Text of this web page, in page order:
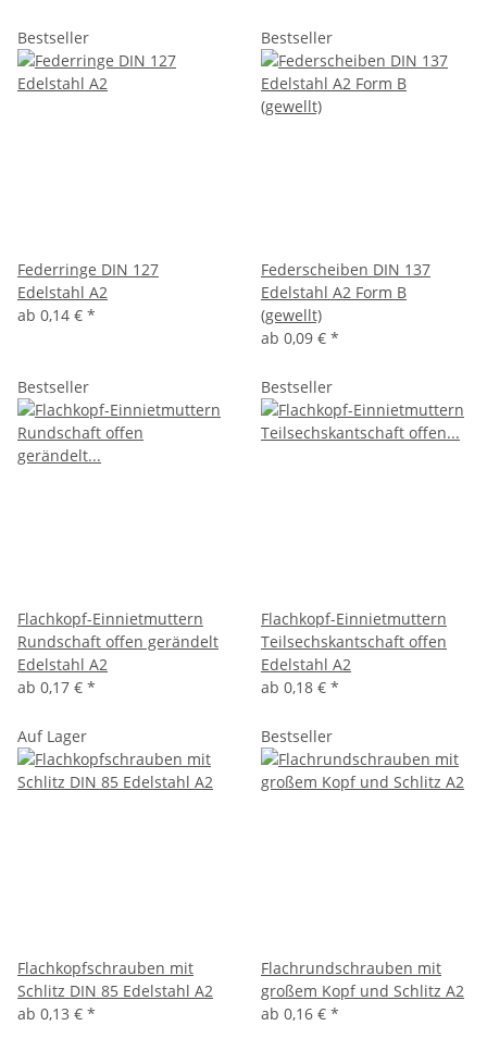
Bestseller
Federringe DIN 127
Edelstahl A2
ab 0,14 € *
Bestseller
Federscheiben DIN 137
Edelstahl A2 Form B
(gewellt)
ab 0,09 € *
Bestseller
Flachkopf-Einnietmuttern
Rundschaft offen gerändelt
Edelstahl A2
ab 0,17 € *
Bestseller
Flachkopf-Einnietmuttern
Teilsechskantschaft offen
Edelstahl A2
ab 0,18 € *
Auf Lager
Flachkopfschrauben mit
Schlitz DIN 85 Edelstahl A2
ab 0,13 € *
Bestseller
Flachrundschrauben mit
großem Kopf und Schlitz A2
ab 0,16 € *